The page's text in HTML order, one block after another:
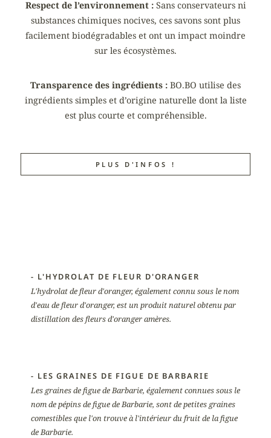
Respect de l’environnement :Sans conservateurs ni
substances chimiques nocives, ces savons sont plus
facilement biodégradables et ont un impact moindre
sur les écosystèmes.
Transparence des ingrédients : BO.BO utilise des
ingrédients simples et d’origine naturelle dont la liste
est plus courte et compréhensible.
PLUS D'INFOS !
- L'HYDROLAT DE FLEUR D'ORANGER
L'hydrolat de fleur d'oranger, également connu sous le nom
d'eau de fleur d'oranger, est un produit naturel obtenu par
distillation des fleurs d'oranger amères.
- LES GRAINES DE FIGUE DE BARBARIE
Les graines de figue de Barbarie, également connues sous le
nom de pépins de figue de Barbarie, sont de petites graines
comestibles que l'on trouve à l'intérieur du fruit de la figue
de Barbarie.